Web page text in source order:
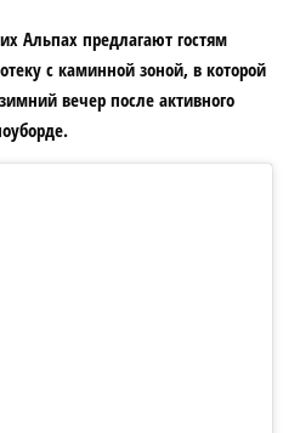
Альпах предлагают гостям
с каминной зоной, в которой
вечер после активного